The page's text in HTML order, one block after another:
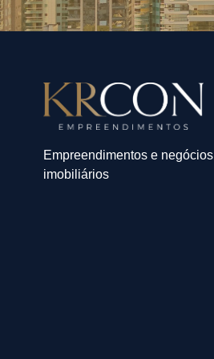
Empreendimentos e negócios
imobiliários